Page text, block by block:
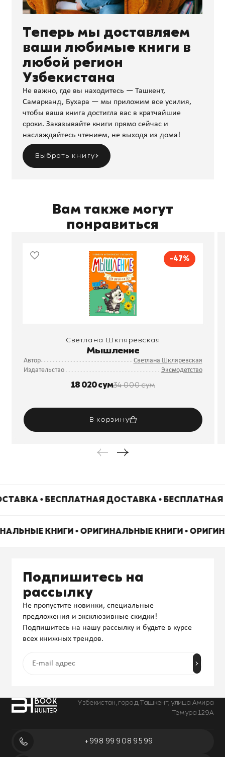
Теперь мы доставляем
ваши любимые книги в
любой регион
Узбекистана
Не важно, где вы находитесь — Ташкент,
Самарканд, Бухара — мы приложим все усилия,
чтобы ваша книга достигла вас в кратчайшие
сроки. Заказывайте книги прямо сейчас и
наслаждайтесь чтением, не выходя из дома!
Выбрать книгу
Вам также могут
понравиться
-47%
Светлана Шкляревская
Мышление
Автор
Светлана Шкляревская
Издательство
Эксмодетство
18 020 сум34 000 сум
В корзину
• БЕСПЛАТНАЯ ДОСТАВКА •
КНИГИ • ОРИГИНАЛЬНЫЕ КНИГИ •
Узбекистан, город Ташкент, улица Амира
Темура 129А
+998 99 908 95 99
Подпишитесь на
рассылку
Не пропустите новинки, специальные
предложения и эксклюзивные скидки!
Подпишитесь на нашу рассылку и будьте в курсе
всех книжных трендов.